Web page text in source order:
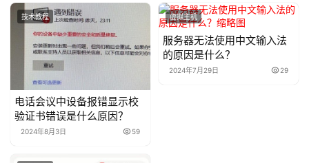
技术教程
电话会议中设备报错显示校
验证书错误是什么原因？
2024年8月3日 59
虚拟主机
服务器无法使用中文输入法
的原因是什么？
2024年7月29日 29